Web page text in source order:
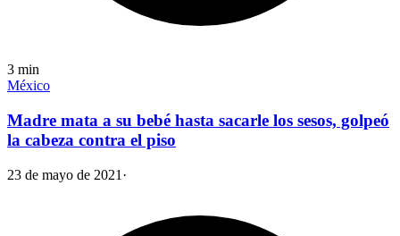
3 min
México
Madre mata a su bebé hasta sacarle los sesos, golpeó
la cabeza contra el piso
23 de mayo de 2021 ·